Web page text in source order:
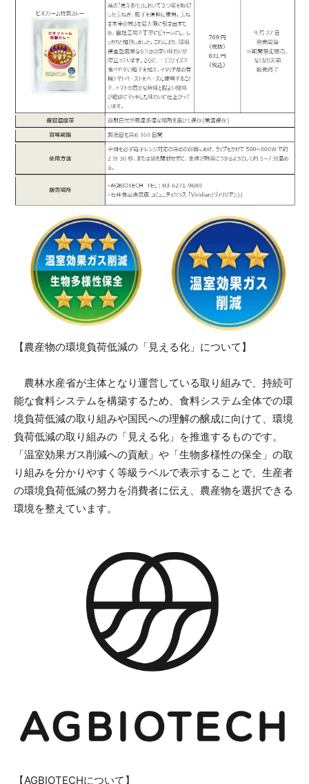
【農産物の環境負荷低減の「見える化」について】
農林水産省が主体となり運営している取り組みで、持続可
能な食料システムを構築するため、食料システム全体での環
境負荷低減の取り組みや国民への理解の醸成に向けて、環境
負荷低減の取り組みの「見える化」を推進するものです。
「温室効果ガス削減への貢献」や「生物多様性の保全」の取
り組みを分かりやすく等級ラベルで表示することで、生産者
の環境負荷低減の努力を消費者に伝え、農産物を選択できる
環境を整えています。
【AGBIOTECHについて】